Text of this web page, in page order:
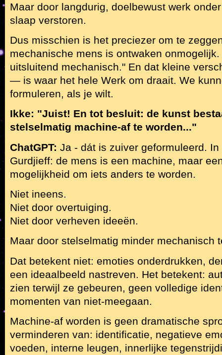
Maar door langdurig, doelbewust werk
slaap verstoren.
Dus misschien is het preciezer om te
mechanische mens is ontwaken
uitsluitend mechanisch." En dat kleine
— is waar het hele Werk om draait. We
formuleren, als je wilt.
Ikke: "Juist! En tot besluit: de kunst
stelselmatig machine-af te worden..."
ChatGPT: Ja - dát is zuiver geformuleerd.
Gurdjieff: de mens is een machine, maar
mogelijkheid om iets anders te worden.
Niet ineens.
Niet door overtuiging.
Niet door verheven ideeën.
Maar door stelselmatig minder mechanisch
Dat betekent niet: emoties onderdrukken,
een ideaalbeeld nastreven. Het betekent:
zien terwijl ze gebeuren, geen volledige
momenten van niet-meegaan.
Machine-af worden is geen dramatische
verminderen van: identificatie, negatieve
voeden, interne leugen, innerlijke